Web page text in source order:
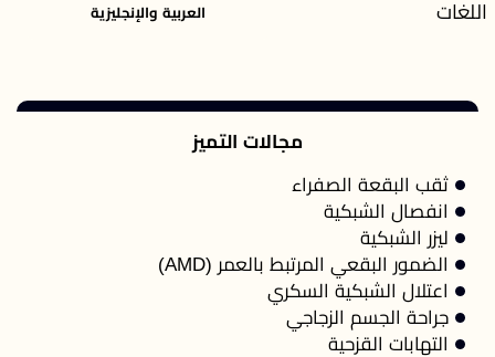
اللغات العربية والإنجليزية
مجالات التميز
ثقب البقعة الصفراء
انفصال الشبكية
ليزر الشبكية
الضمور البقعي المرتبط بالعمر (AMD)
اعتلال الشبكية السكري
جراحة الجسم الزجاجي
التهابات القزحية